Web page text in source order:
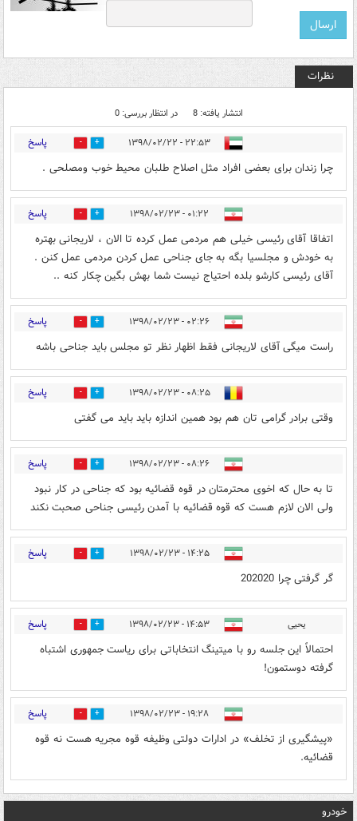
نظرات
انتشار یافته: 8 در انتظار بررسی: 0
۲۲:۵۳ - ۱۳۹۸/۰۲/۲۲ 5 پاسخ
چرا زندان برای بعضی افراد مثل اصلاح طلبان محیط خوب ومصلحی .
۰۱:۲۲ - ۱۳۹۸/۰۲/۲۳ 20 پاسخ
اتفاقا آقای رئیسی خیلی هم مردمی عمل کرده تا الان ، لاریجانی بهتره
به خودش و مجلسیا بگه به جای جناحی عمل کردن مردمی عمل کنن .
آقای رئیسی کارشو بلده احتیاج نیست شما بهش بگین چکار کنه ..
۰۲:۲۶ - ۱۳۹۸/۰۲/۲۳ 12 پاسخ
راست میگی آقای لاریجانی فقط اظهار نظر تو مجلس باید جناحی باشه
۰۸:۲۵ - ۱۳۹۸/۰۲/۲۳ 16 پاسخ
وقتی برادر گرامی تان هم بود همین اندازه باید باید می گفتی
۰۸:۲۶ - ۱۳۹۸/۰۲/۲۳ 17 پاسخ
تا به حال که اخوی محترمتان در قوه قضائیه بود که جناحی در کار نبود
ولی الان لازم هست که قوه قضائیه با آمدن رئیسی جناحی صحبت نکند
۱۴:۲۵ - ۱۳۹۸/۰۲/۲۳ 1 پاسخ
گر گرفتی چرا 202020
یحیی ۱۴:۵۳ - ۱۳۹۸/۰۲/۲۳ 4 پاسخ
احتمالاً این جلسه رو با میتینگ انتخاباتی برای ریاست جمهوری اشتباه
گرفته دوستمون!
۱۹:۲۸ - ۱۳۹۸/۰۲/۲۳ 0 پاسخ
«پیشگیری از تخلف» در ادارات دولتی وظیفه قوه مجریه هست نه قوه
قضائیه.
خودرو